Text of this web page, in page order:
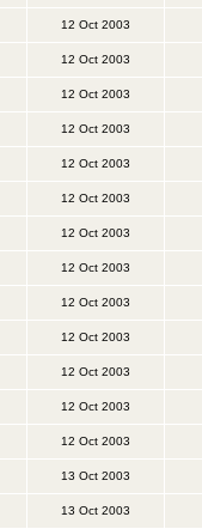
12 Oct 2003
12 Oct 2003
12 Oct 2003
12 Oct 2003
12 Oct 2003
12 Oct 2003
12 Oct 2003
12 Oct 2003
12 Oct 2003
12 Oct 2003
12 Oct 2003
12 Oct 2003
12 Oct 2003
13 Oct 2003
13 Oct 2003